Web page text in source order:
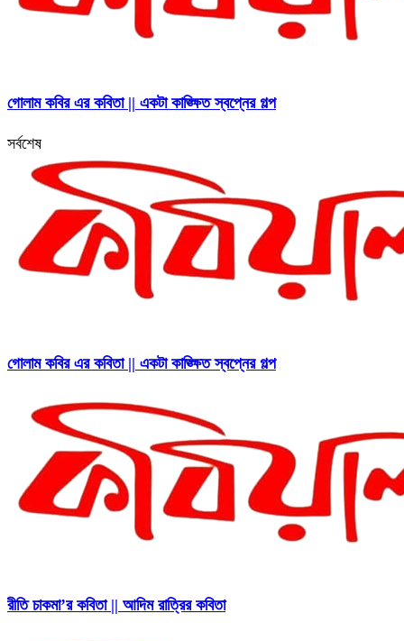
গোলাম কবির এর কবিতা || একটা কাঙ্ক্ষিত স্বপ্নের গল্প
সর্বশেষ
গোলাম কবির এর কবিতা || একটা কাঙ্ক্ষিত স্বপ্নের গল্প
রীতি চাকমা’র কবিতা || আদিম রাত্রির কবিতা